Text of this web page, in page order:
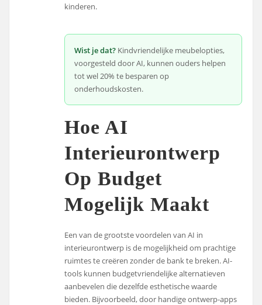
kinderen.
Wist je dat? Kindvriendelijke meubelopties,
voorgesteld door AI, kunnen ouders helpen
tot wel 20% te besparen op
onderhoudskosten.
Hoe AI
Interieurontwerp
Op Budget
Mogelijk Maakt
Een van de grootste voordelen van AI in
interieurontwerp is de mogelijkheid om prachtige
ruimtes te creëren zonder de bank te breken. AI-
tools kunnen budgetvriendelijke alternatieven
aanbevelen die dezelfde esthetische waarde
bieden. Bijvoorbeeld, door handige ontwerp-apps